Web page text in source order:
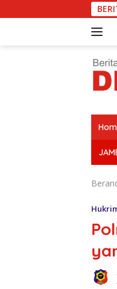
ke
Beritanya, SMSI Tebo